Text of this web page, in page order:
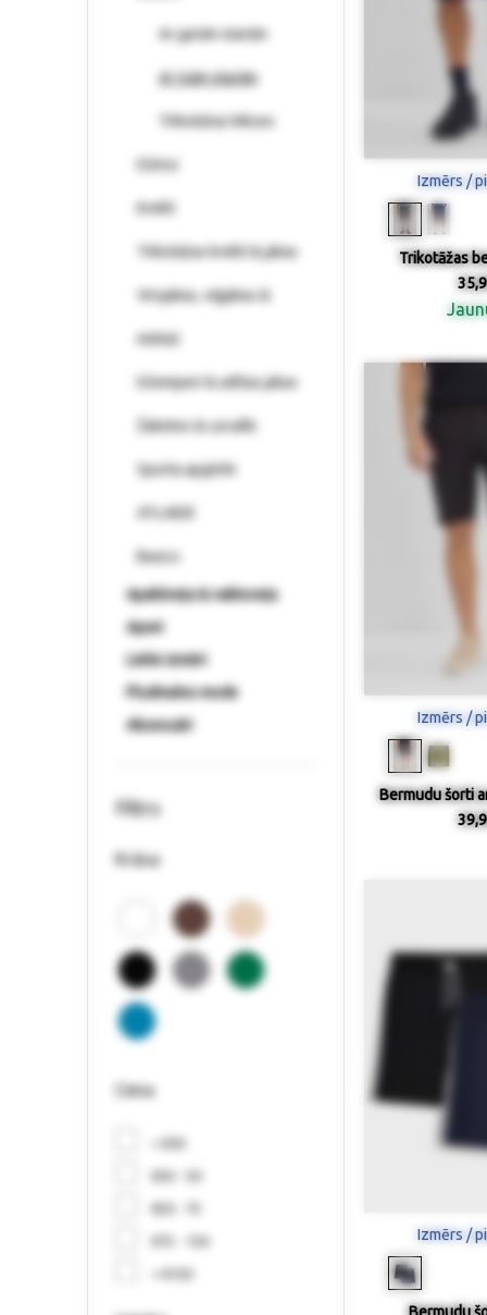
Ar garām starām
Ar īsām starām
Trikotāžas bikses
Džinsi
Krekli
Trikotāžas krekli & jakas
Virsjakas, vējjakas &
mēteļi
Džemperi & adītas jakas
Žaketes & uzvalki
Sporta apģērbi
ATLAIDE
Basics
Apakšveļa & naktsveļa
Apavi
Lielie izmēri
Pludmales mode
Aksesuāri
Filtrs
Krāsa
Cena
< €30
€30 - 50
€50 - 75
€75 - 150
> €150
Izmērs /
Trikotāžas
Izmērs /
Bermudu šorti
Izmērs /